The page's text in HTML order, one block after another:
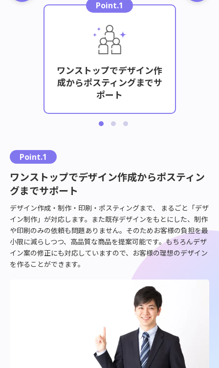
Point.1
ワンストップでデザイン作
成からポスティングまでサ
ポート
れ
の
課
題
を
デ
ザ
イ
ン
Point.1
ワンストップでデザイン作成からポスティン
グまでサポート
デザイン作成・制作・印刷・ポスティングまで、 まるごと「デザ
イン制作」が対応します。また既存デザインをもとにした、制作
や印刷のみの依頼も問題ありません。そのためお客様の負担を最
小限に減らしつつ、高品質な商品を提案可能です。もちろんデザ
イン案の修正にも対応していますので、お客様の理想のデザイン
を作ることができます。